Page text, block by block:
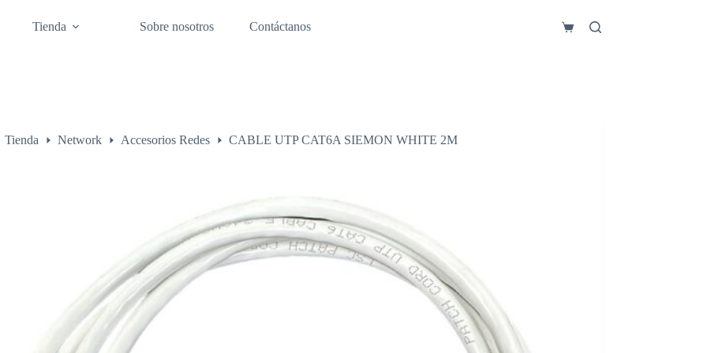
Tienda Sobre nosotros Contáctanos
Carro
Tienda Network Accesorios Redes CABLE UTP CAT6A SIEMON WHITE 2M